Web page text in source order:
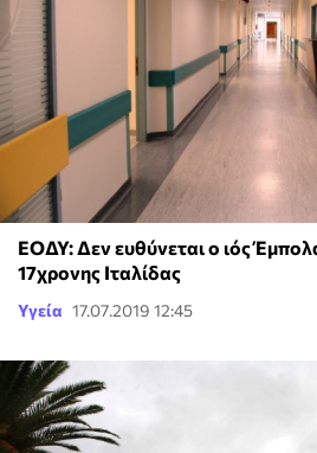
ΕΟΔΥ: Δεν ευθύνεται ο ιός
17χρονης Ιταλίδας
Υγεία 17.07.2019 12:45